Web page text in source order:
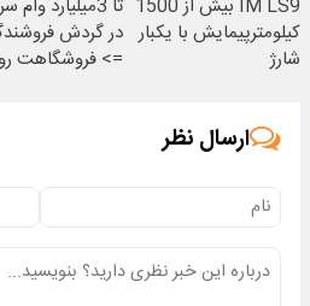
IM LS9 بیش از 1500
کیلومترپیمایش با یکبار
شارژ
تا 3میلیارد وام
در گردش
=> فروشگاهت
ارسال نظر